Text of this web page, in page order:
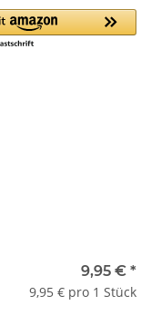
9,95 € *
9,95 € pro 1 Stück